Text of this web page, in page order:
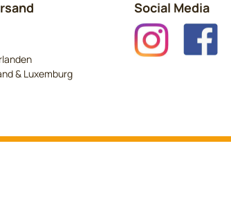
& Luxemburg
Social Media